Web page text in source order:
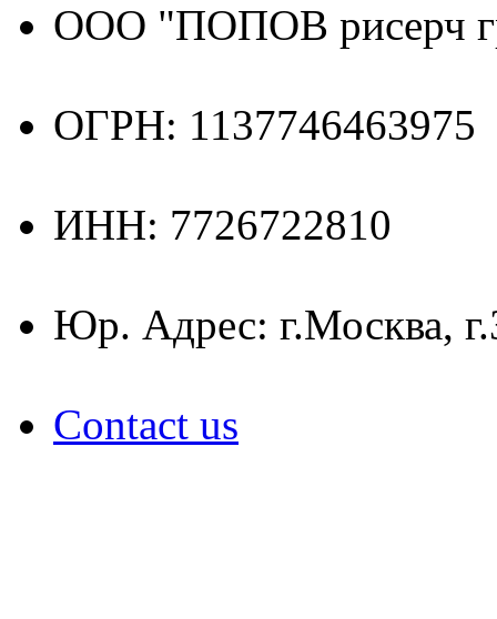
ООО "ПОПОВ рисерч
ОГРН: 1137746463975
ИНН: 7726722810
Юр. Адрес: г.Москва,
Contact us